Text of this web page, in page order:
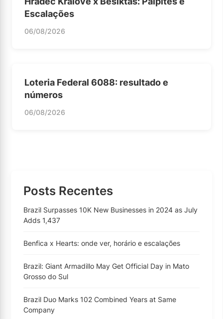
Escalações
06/08/2026
Loteria Federal 6088: resultado e
números
06/08/2026
Posts Recentes
Brazil Surpasses 10K New Businesses in 2024 as July
Adds 1,437
Benfica x Hearts: onde ver, horário e escalações
Brazil: Giant Armadillo May Get Official Day in Mato
Grosso do Sul
Brazil Duo Marks 102 Combined Years at Same
Company